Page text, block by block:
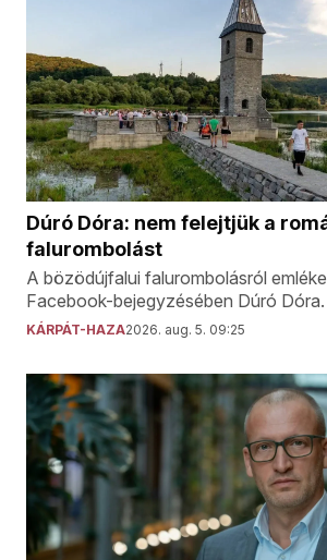
Dúró Dóra: nem felejtjük a
falurombolást
A bözödújfalui falurombolásról
Facebook-bejegyzésében Dúró Dóra.
KÁRPÁT-HAZA2026. aug. 5. 09:25